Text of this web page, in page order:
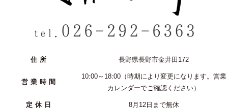
住所 長野県長野市金井田172
営業時間
10:00～18:00（時期により変更になります。営業
カレンダーでご確認ください）
定休日 8月12日まで無休